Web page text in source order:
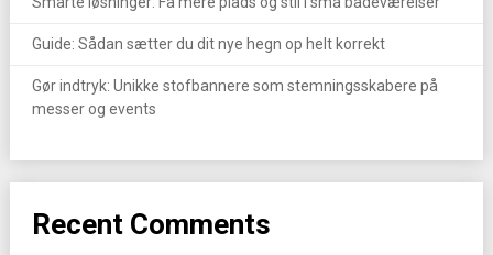
Guide: Sådan sætter du dit nye hegn op helt korrekt
Gør indtryk: Unikke stofbannere som stemningsskabere på
messer og events
Recent Comments